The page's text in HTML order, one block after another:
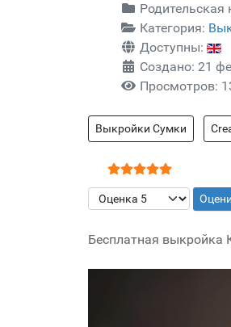
Родительская
Категория:
Доступны:
Создано: 21
Просмотров:
Выкройки Сумки
Рейтинг:5/5
Пожалуйста, оцените
Бесплатная выкройка